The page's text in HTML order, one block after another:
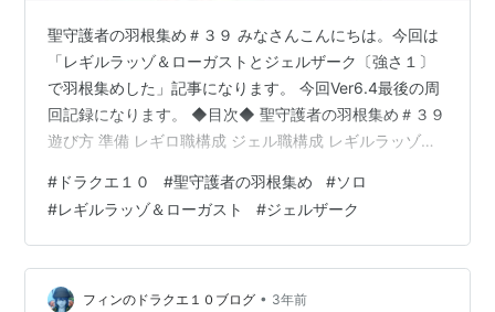
聖守護者の羽根集め＃３９ みなさんこんにちは。今回は
「レギルラッゾ＆ローガストとジェルザーク〔強さ１〕
で羽根集めした」記事になります。 今回Ver6.4最後の周
回記録になります。 ◆目次◆ 聖守護者の羽根集め＃３９
遊び方 準備 レギロ職構成 ジェル職構成 レギルラッゾ＆
◆◆◆◆ 遊び方 ・育てている４キャラ分の素材集めを
します ・レギロ・ジェル〔強さ１〕を同じサポで攻略し
たい ・サポは自分のキャラを雇います ・料理やわたあめ
は使用しませんが直前に遊んでいたコンテンツ等により
効果が残っている場合があります 準備 先日、聖守護者の
# ドラクエ１０ #聖守護者の羽根集め #ソロ
#レギルラッゾ＆ローガスト #ジェルザーク
フィンのドラクエ１０ブログ • 3年前